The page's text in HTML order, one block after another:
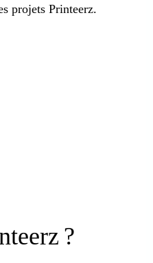
projets Printeerz.
?